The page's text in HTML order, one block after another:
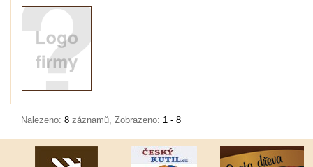
Nalezeno: 8 záznamů, Zobrazeno: 1 - 8